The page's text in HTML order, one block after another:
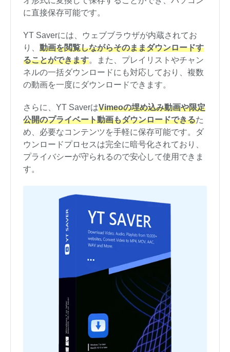
に直接保存可能です。
YT Saverには、ウェブブラウザが内蔵されてお
り、 動画を閲覧しながらそのままダウンロードす
ることができます。また、プレイリストやチャン
ネルの一括ダウンロードにも対応しており、複数
の動画を一度にダウンロードできます。
さらに、YT SaverはVimeoの埋め込み動画や限定
公開のプライベート動画もダウンロードできるた
め、必要なコンテンツを手軽に保存可能です。ダ
ウンロードプロセスは完全に暗号化されており、
プライバシーが守られるので安心して使用できま
す。